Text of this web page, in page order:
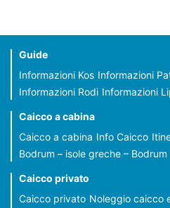
Guide
Informazioni Kos Informazioni
Informazioni Rodi Informazioni
Caicco a cabina
Caicco a cabina Info Caicco
Bodrum – isole greche – Bodrum
Caicco privato
Caicco privato Noleggio caicco